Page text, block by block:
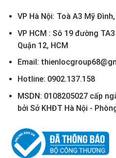
VP Hà Nội: Toà A3 Mỹ
VP HCM : Sô 19 đường
Quận 12, HCM
Email:
Hotline: 0902.137.158
MSDN: 0108205027 cấp
bởi Sở KHĐT Hà Nội -